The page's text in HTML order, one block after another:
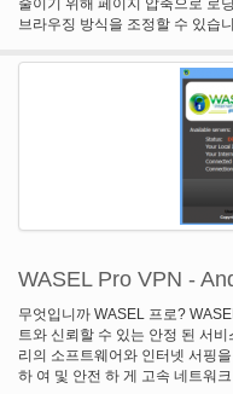
줄이기 위해 페이지 압축으로 로
브라우징 방식을 조정할 수 있습
저 상 2012 • 가기 다운로드 안
만 사용자의 선택, UC 브라우저
이다. 새로운 기능: 1. 부가 기능
훑어보는 2를 다른 추가 기능을
빠른 읽기: 브랜드 새로운 디자인
형 분석 사전 로드 함으로써 시간
우저 종료 후에 계속. 사용자 리
나 돌고래, 크롬, 파이어 폭스, 보
하 고 결코 찾을 수 있는 하나는
수! 마지막으로 브라우저 내 삼성
른 문제 그리고 그들은 돌고래,
이어 폭스, 몇 가지 이름을 다른
은 완전 한 패키지와 그것은 너무
절대적으로 매우 효과적 이다, 자
중인 크롬 이나 파이어 폭스 브라
WASEL Pro VPN -
무엇입니까 WASEL 프로?
트와 신뢰할 수 있는 안정 된 서
리의 소프트웨어와 인터넷 서핑
하 여 및 안전 하 게 고속 네트워